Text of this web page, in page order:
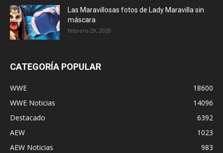
Las Maravillosas fotos de Lady Maravilla sin
máscara
febrero 29, 2020
CATEGORÍA POPULAR
WWE
18600
WWE Noticias
14096
Destacado
6392
AEW
1023
AEW Noticias
983